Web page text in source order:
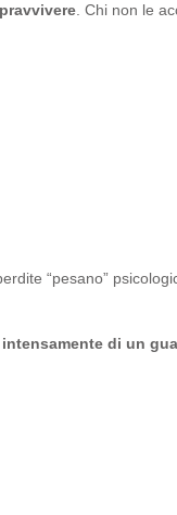
. Chi non le
“pesano”
di un